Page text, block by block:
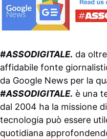
#ASSODIGITALE. da
affidabile fonte
da Google News per la
#ASSODIGITALE. è una
dal 2004 ha la missione
tecnologia può essere
quotidiana